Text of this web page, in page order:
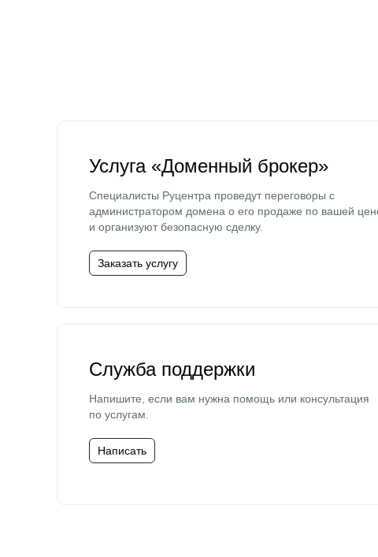
Услуга «Доменный брокер»
Специалисты Руцентра проведут переговоры с
администратором домена о его продаже по вашей
и организуют безопасную сделку.
Заказать услугу
Служба поддержки
Напишите, если вам нужна помощь или консультация
по услугам.
Написать